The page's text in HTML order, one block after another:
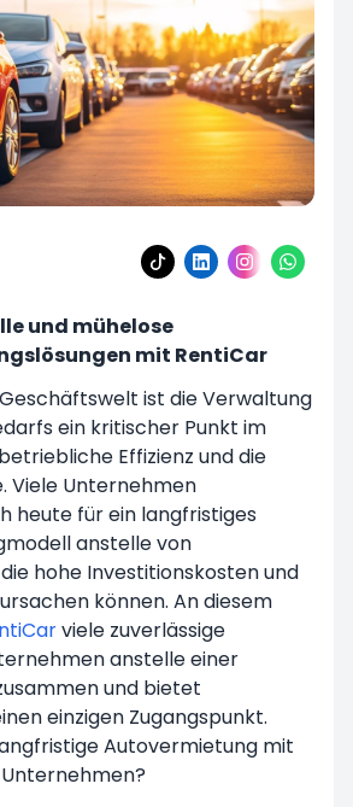
und mühelose
mit RentiCar
ist die Verwaltung
ein kritischer Punkt im
Effizienz und die
Viele Unternehmen
heute für ein langfristiges
anstelle von
hohe Investitionskosten und
können. An diesem
viele zuverlässige
anstelle einer
und bietet
einzigen Zugangspunkt.
Autovermietung mit